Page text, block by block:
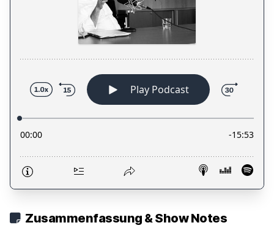
Zusammenfassung & Show Notes